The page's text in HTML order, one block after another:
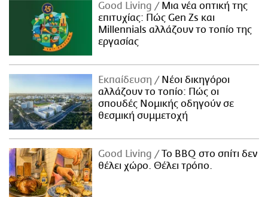
Good Living
Μια νέα οπτική της
επιτυχίας: Πώς Gen Zs και
Millennials αλλάζουν το τοπίο της
εργασίας
Εκπαίδευση
Νέοι δικηγόροι
αλλάζουν το τοπίο: Πώς οι
σπουδές Νομικής οδηγούν σε
θεσμική συμμετοχή
Good Living
Το BBQ στο σπίτι δεν
θέλει χώρο. Θέλει τρόπο.